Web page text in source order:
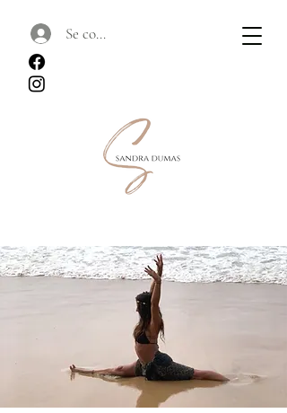
Se connecter